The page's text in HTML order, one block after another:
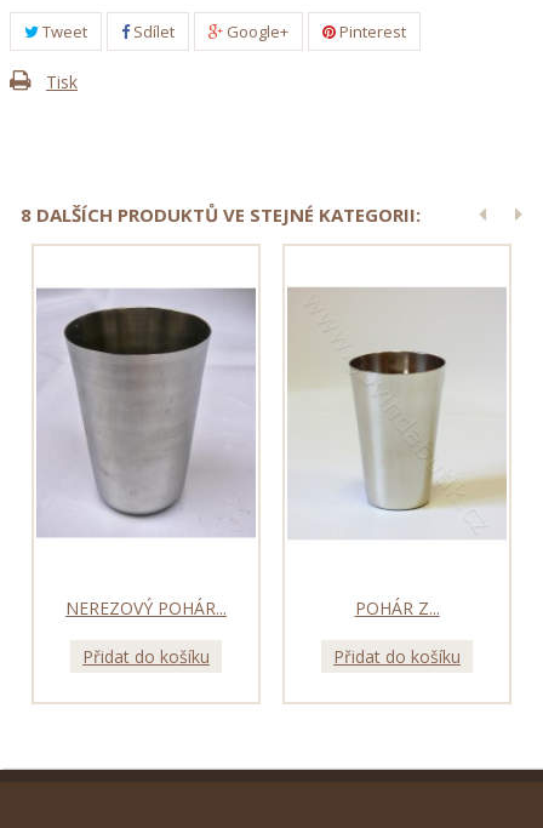
Tweet Sdílet Google+ Pinterest
Tisk
8 DALŠÍCH PRODUKTŮ VE STEJNÉ KATEGORII:
NEREZOVÝ POHÁR...
Přidat do košíku
POHÁR Z...
Přidat do košíku